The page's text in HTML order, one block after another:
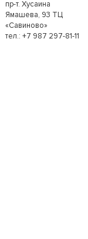
пр-т. Хусаина
Ямашева, 93 ТЦ
«Савиново»
тел.: +7 987 297-81-11